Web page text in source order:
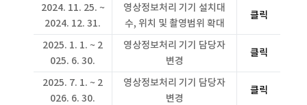
2024. 11. 25. ~
2024. 12. 31.
영상정보처리 기기 설치대
수, 위치 및 촬영범위 확대
클릭
2025. 1. 1. ~ 2
025. 6. 30.
영상정보처리 기기 담당자
변경
클릭
2025. 7. 1. ~ 2
026. 6. 30.
영상정보처리 기기 담당자
변경
클릭